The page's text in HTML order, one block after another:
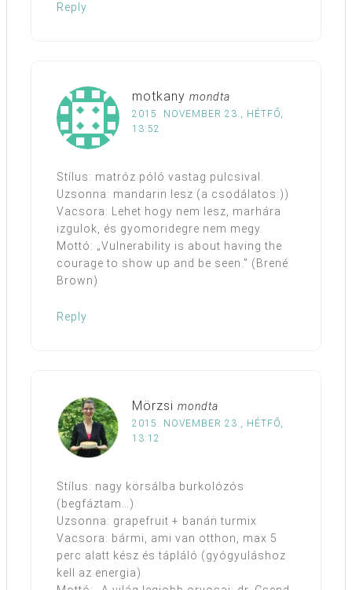
Reply
motkany mondta
2015. NOVEMBER 23., HÉTFŐ,
13:52
Stílus: matróz póló vastag pulcsival.
Uzsonna: mandarin lesz (a csodálatos:))
Vacsora: Lehet hogy nem lesz, marhára
izgulok, és gyomoridegre nem megy.
Mottó: „Vulnerability is about having the
courage to show up and be seen.” (Brené
Brown)
Reply
Mörzsi mondta
2015. NOVEMBER 23., HÉTFŐ,
13:12
Stílus: nagy körsálba burkolózós
(begfáztam…)
Uzsonna: grapefruit + banán turmix
Vacsora: bármi, ami van otthon, max 5
perc alatt kész és tápláló (gyógyuláshoz
kell az energia)